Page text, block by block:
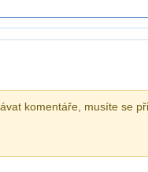
komentáře, musíte se